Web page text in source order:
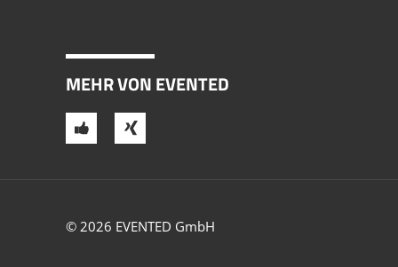
MEHR VON EVENTED
© 2026 EVENTED GmbH